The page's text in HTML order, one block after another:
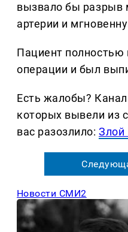
вызвало бы разрыв
артерии и
Пациент полностью
операции и был
Есть жалобы?
которых вывели из
вас разозлило:Злой
Новости СМИ2